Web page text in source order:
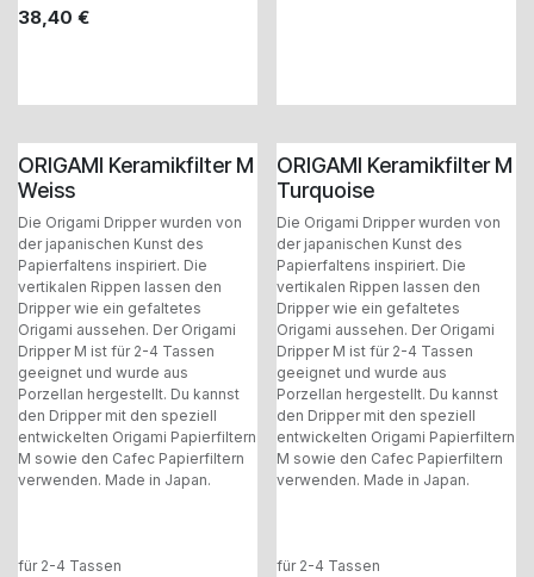
38,40 €
ORIGAMI Keramikfilter M
Weiss
Die Origami Dripper wurden von
der japanischen Kunst des
Papierfaltens inspiriert. Die
vertikalen Rippen lassen den
Dripper wie ein gefaltetes
Origami aussehen. Der Origami
Dripper M ist für 2-4 Tassen
geeignet und wurde aus
Porzellan hergestellt. Du kannst
den Dripper mit den speziell
entwickelten Origami Papierfiltern
M sowie den Cafec Papierfiltern
verwenden. Made in Japan.
für 2-4 Tassen
ORIGAMI Keramikfilter M
Turquoise
Die Origami Dripper wurden von
der japanischen Kunst des
Papierfaltens inspiriert. Die
vertikalen Rippen lassen den
Dripper wie ein gefaltetes
Origami aussehen. Der Origami
Dripper M ist für 2-4 Tassen
geeignet und wurde aus
Porzellan hergestellt. Du kannst
den Dripper mit den speziell
entwickelten Origami Papierfiltern
M sowie den Cafec Papierfiltern
verwenden. Made in Japan.
für 2-4 Tassen